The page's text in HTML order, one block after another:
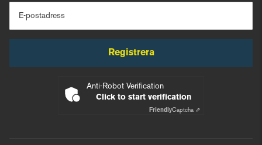
E-postadress
Registrera
Anti-Robot Verification
Click to start verification
FriendlyCaptcha ⇗